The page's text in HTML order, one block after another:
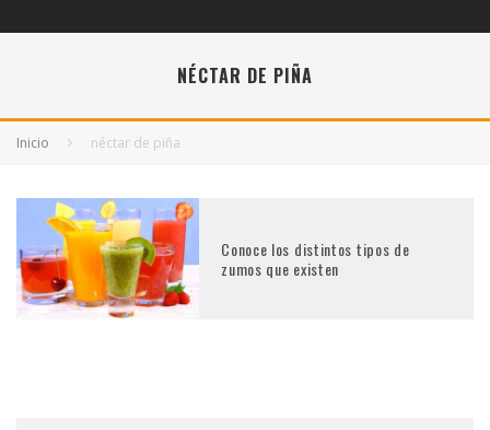
NÉCTAR DE PIÑA
Inicio néctar de piña
Conoce los distintos tipos de
zumos que existen